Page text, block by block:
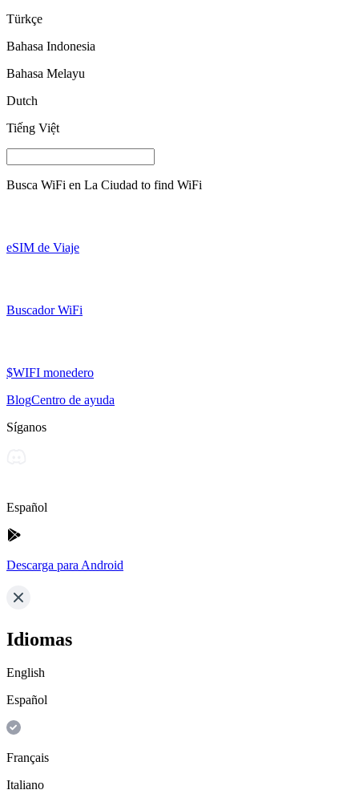
Türkçe
Bahasa Indonesia
Bahasa Melayu
Dutch
Tiếng Việt
Busca WiFi en La Ciudad to find WiFi
eSIM de Viaje
Buscador WiFi
$WIFI monedero
BlogCentro de ayuda
Síganos
Español
Descarga para Android
Idiomas
English
Español
Français
Italiano